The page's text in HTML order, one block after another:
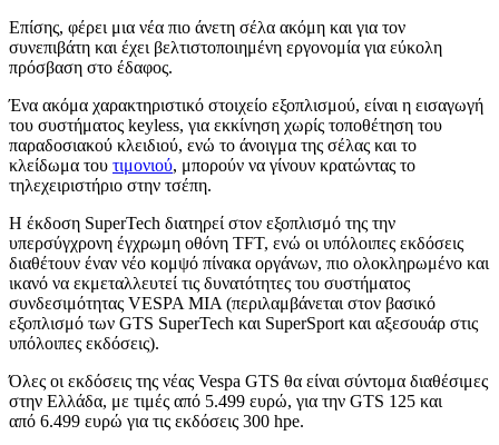
Επίσης, φέρει μια νέα πιο άνετη σέλα ακόμη και για τον
συνεπιβάτη και έχει βελτιστοποιημένη εργονομία για εύκολη
πρόσβαση στο έδαφος.
Ένα ακόμα χαρακτηριστικό στοιχείο εξοπλισμού, είναι η εισαγωγή
του συστήματος keyless, για εκκίνηση χωρίς τοποθέτηση του
παραδοσιακού κλειδιού, ενώ το άνοιγμα της σέλας και το
κλείδωμα του τιμονιού, μπορούν να γίνουν κρατώντας το
τηλεχειριστήριο στην τσέπη.
Η έκδοση SuperTech διατηρεί στον εξοπλισμό της την
υπερσύγχρονη έγχρωμη οθόνη TFT, ενώ οι υπόλοιπες εκδόσεις
διαθέτουν έναν νέο κομψό πίνακα οργάνων, πιο ολοκληρωμένο και
ικανό να εκμεταλλευτεί τις δυνατότητες του συστήματος
συνδεσιμότητας VESPA MIA (περιλαμβάνεται στον βασικό
εξοπλισμό των GTS SuperTech και SuperSport και αξεσουάρ στις
υπόλοιπες εκδόσεις).
Όλες οι εκδόσεις της νέας Vespa GTS θα είναι σύντομα διαθέσιμες
στην Ελλάδα, με τιμές από 5.499 ευρώ, για την GTS 125 και
από 6.499 ευρώ για τις εκδόσεις 300 hpe.